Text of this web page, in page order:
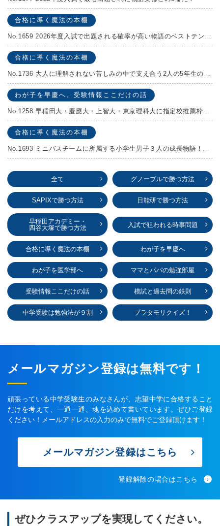
合格に導く魔法の本棚
No.1659 2026年度入試で出題される確率が高い物語のベストテンを発表します！
合格に導く魔法の本棚
No.1736 大人に理解されない苦しみの中で支え合う2人の5年生の成長物語！『夏の迷子』村上しいこ
わが子を早慶へ、受験情報ここだけの話
No.1258 早稲田大・慶應大・上智大・東京理科大に指定校推薦枠がある学校
合格に導く魔法の本棚
No.1693 ミニバスチームに所属する小学生男子３人の成長物語！『ポジション！』高田由紀子 予想問題付き！
全て グノーブルで勝つ方法
SAPIXで勝つ方法 日能研で勝つ方法
早稲田アカデミー・
四谷大塚で勝つ方法
入試で狙われる時事問題
合格に導く魔法の本棚 わが子を早慶へ
わが子を医学部へ ママとパパの勉強部屋
受験情報ここだけの話 模試と過去問の鉄則
中学受験は勉強法が９割 ブラタモリクイズ！
メールマガジン登録は無料です！
頑張っている中学受験生のみなさんが、志望中学に合格すること
だけを考えて、一通一通、魂を込めて書いています。ぜひご登録
ください！メールアドレスの入力のみで無料でご登録頂けます！
メールマガジン登録はこちら
登録解除の場合はこちら
ぜひクラスアップを実現してください。